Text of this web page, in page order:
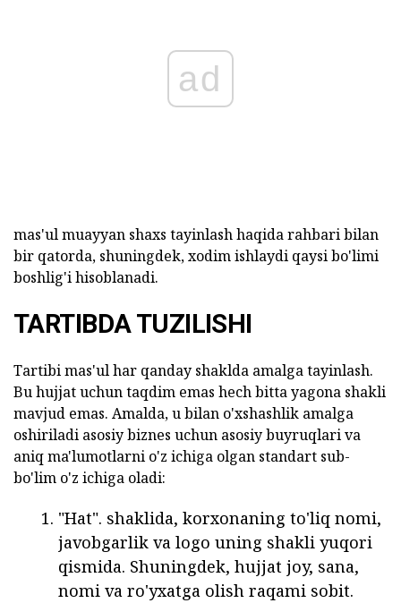
ad
mas'ul muayyan shaxs tayinlash haqida rahbari bilan
bir qatorda, shuningdek, xodim ishlaydi qaysi bo'limi
boshlig'i hisoblanadi.
TARTIBDA TUZILISHI
Tartibi mas'ul har qanday shaklda amalga tayinlash.
Bu hujjat uchun taqdim emas hech bitta yagona shakli
mavjud emas. Amalda, u bilan o'xshashlik amalga
oshiriladi asosiy biznes uchun asosiy buyruqlari va
aniq ma'lumotlarni o'z ichiga olgan standart sub-
bo'lim o'z ichiga oladi:
"Hat". shaklida, korxonaning to'liq nomi,
javobgarlik va logo uning shakli yuqori
qismida. Shuningdek, hujjat joy, sana,
nomi va ro'yxatga olish raqami sobit.